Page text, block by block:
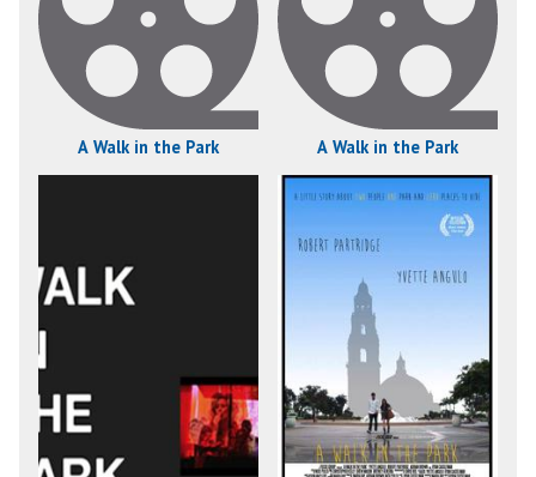
A Walk in the Park A Walk in the Park